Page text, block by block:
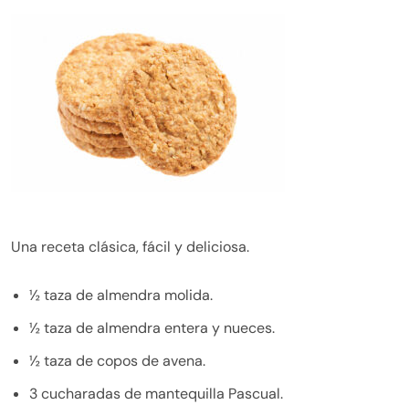
Una receta clásica, fácil y deliciosa.
½ taza de almendra molida.
½ taza de almendra entera y nueces.
½ taza de copos de avena.
3 cucharadas de mantequilla Pascual.